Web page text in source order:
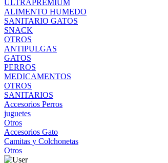
ULTRAPREMIUM
ALIMENTO HUMEDO
SANITARIO GATOS
SNACK
OTROS
ANTIPULGAS
GATOS
PERROS
MEDICAMENTOS
OTROS
SANITARIOS
Accesorios Perros
juguetes
Otros
Accesorios Gato
Camitas y Colchonetas
Otros